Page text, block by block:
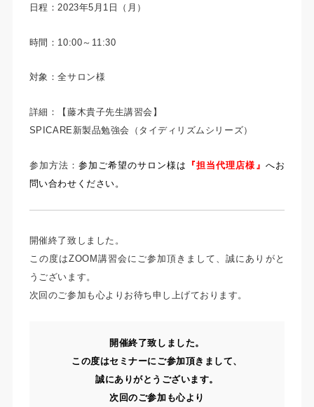
日程：2023年5月1日（月）
時間：10:00～11:30
対象：全サロン様
詳細：【藤木貴子先生講習会】
SPICARE新製品勉強会（タイディリズムシリーズ）
参加方法：参加ご希望のサロン様は 『担当代理店様』 へお
問い合わせください。
開催終了致しました。
この度はZOOM講習会にご参加頂きまして、誠にありがと
うございます。
次回のご参加も心よりお待ち申し上げております。
開催終了致しました。
この度はセミナーにご参加頂きまして、
誠にありがとうございます。
次回のご参加も心より